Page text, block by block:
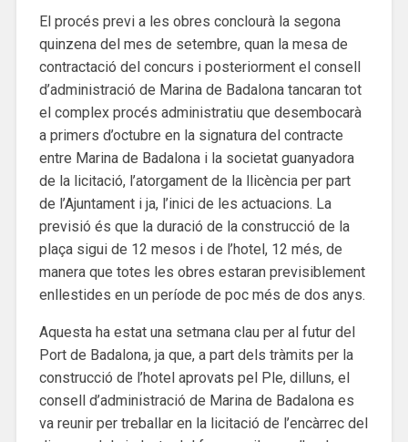
El procés previ a les obres conclourà la segona
quinzena del mes de setembre, quan la mesa de
contractació del concurs i posteriorment el consell
d’administració de Marina de Badalona tancaran tot
el complex procés administratiu que desembocarà
a primers d’octubre en la signatura del contracte
entre Marina de Badalona i la societat guanyadora
de la licitació, l’atorgament de la llicència per part
de l’Ajuntament i ja, l’inici de les actuacions. La
previsió és que la duració de la construcció de la
plaça sigui de 12 mesos i de l’hotel, 12 més, de
manera que totes les obres estaran previsiblement
enllestides en un període de poc més de dos anys.
Aquesta ha estat una setmana clau per al futur del
Port de Badalona, ja que, a part dels tràmits per la
construcció de l’hotel aprovats pel Ple, dilluns, el
consell d’administració de Marina de Badalona es
va reunir per treballar en la licitació de l’encàrrec del